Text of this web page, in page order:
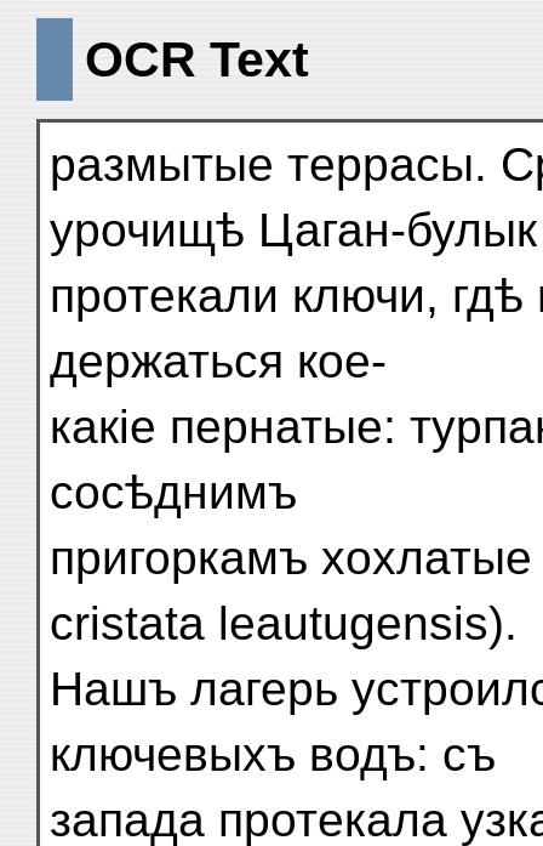
OCR Text
размытые террасы.
урочищѣ Цаган-булык
протекали ключи,
держаться кое-
какіе пернатые:
сосѣднимъ
пригоркамъ
cristata leautugensis).
Нашъ лагерь
ключевыхъ водъ: съ
запада протекала